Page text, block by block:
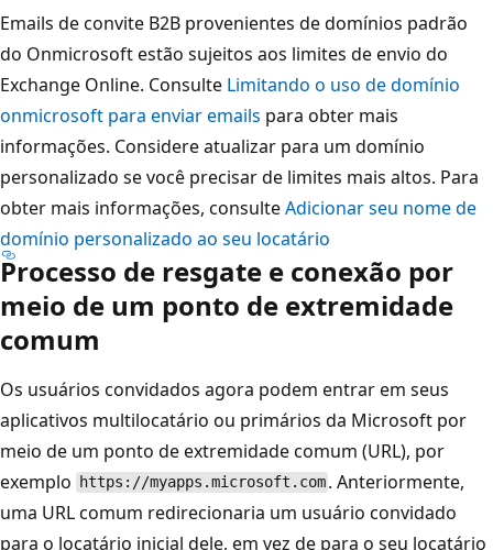
Emails de convite B2B provenientes de domínios padrão
do Onmicrosoft estão sujeitos aos limites de envio do
Exchange Online. Consulte Limitando o uso de domínio
onmicrosoft para enviar emails para obter mais
informações. Considere atualizar para um domínio
personalizado se você precisar de limites mais altos. Para
obter mais informações, consulteAdicionar seu nome de
domínio personalizado ao seu locatário
Processo de resgate e conexão por
meio de um ponto de extremidade
comum
Os usuários convidados agora podem entrar em seus
aplicativos multilocatário ou primários da Microsoft por
meio de um ponto de extremidade comum (URL), por
exemplo
https://myapps.microsoft.com . Anteriormente,
uma URL comum redirecionaria um usuário convidado
para o locatário inicial dele, em vez de para o seu locatário